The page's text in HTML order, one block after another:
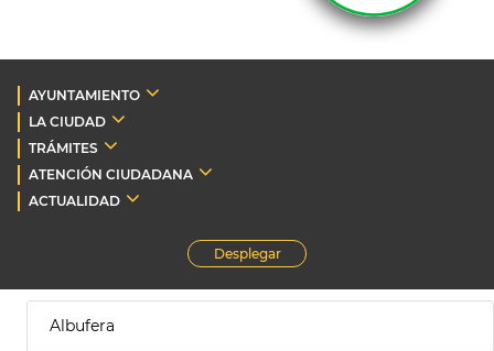
AYUNTAMIENTO
LA CIUDAD
TRÁMITES
ATENCIÓN CIUDADANA
ACTUALIDAD
Desplegar
Albufera